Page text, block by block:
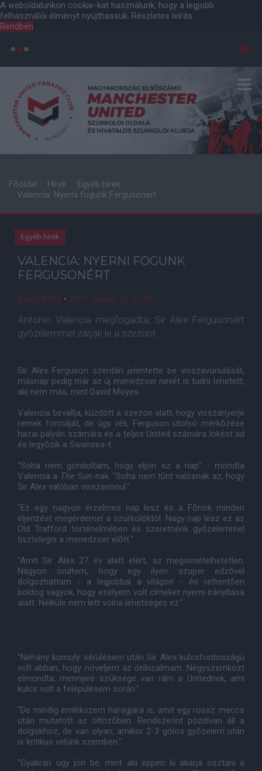
A weboldalunkon cookie-kat használunk, hogy a legjobb
felhasználói élményt nyújthassuk. Részletes leírás
Rendben
Főoldal Hírek
Egyéb hírek
Valencia: Nyerni fogunk Fergusonért
Egyéb hírek
VALENCIA: NYERNI FOGUNK
FERGUSONÉRT
Balog Attila • 2013. május. 12. 07:45
Antonio Valencia megfogadta, Sir Alex Fergusonért
gyõzelemmel zárják le a szezont.
Sir Alex Ferguson szerdán jelentette be visszavonulását,
másnap pedig már az új menedzser nevét is tudni lehetett,
aki nem más, mint David Moyes.
Valencia bevallja, küzdött a szezon alatt, hogy visszanyerje
remek formáját, de úgy véli, Ferguson utolsó mérkõzése
hazai pályán számára és a teljes United számára lökést ad
és legyõzik a Swansea-t.
"Soha nem gondoltam, hogy eljön ez a nap" - mondta
Valencia a The Sun-nak. "Soha nem tûnt valósnak az, hogy
Sir Alex valóban visszavonul."
"Ez egy nagyon érzelmes nap lesz és a Fõnök minden
éljenzést megérdemel a szurkolóktól. Nagy nap lesz ez az
Old Trafford történelmében és szeretnénk gyõzelemmel
tisztelegni a menedzser elõtt."
"Amit Sir Alex 27 év alatt elért, az megismételhetetlen.
Nagyon örültem, hogy egy ilyen szuper edzõvel
dolgozhattam - a legjobbal a világon - és rettentõen
boldog vagyok, hogy esélyem volt címeket nyerni irányítása
alatt. Nélküle nem lett volna lehetséges ez."
"Néhány komoly sérülésem után Sir Alex kulcsfontosságú
volt abban, hogy növeljem az önbizalmam. Négyszemközt
elmondta, mennyire szüksége van rám a Unitednek, ami
kulcs volt a felépülésem során."
"De mindig emlékszem haragjára is, amit egy rossz meccs
után mutatott az öltözõben. Rendszerint pozitívan áll a
dolgokhoz, de van olyan, amikor 2-3 gólos gyõzelem után
is kritikus velünk szemben."
"Gyakran úgy jön be, mint aki éppen ki akarja osztani a